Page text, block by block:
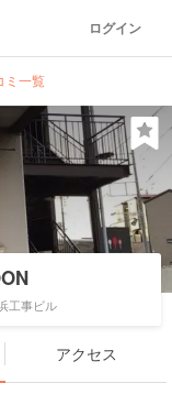
ログイン
ミ一覧
工事ビル
アクセス